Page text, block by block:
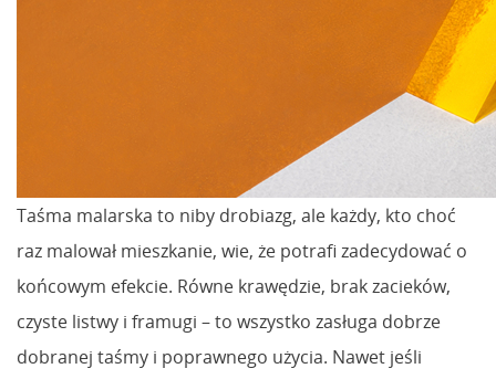
Taśma malarska to niby drobiazg, ale każdy, kto choć
raz malował mieszkanie, wie, że potrafi zadecydować o
końcowym efekcie. Równe krawędzie, brak zacieków,
czyste listwy i framugi – to wszystko zasługa dobrze
dobranej taśmy i poprawnego użycia. Nawet jeśli